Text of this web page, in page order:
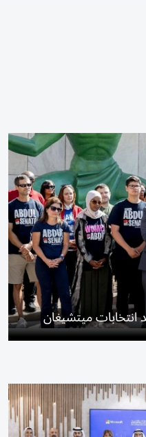
انتخابات ميتشيغان